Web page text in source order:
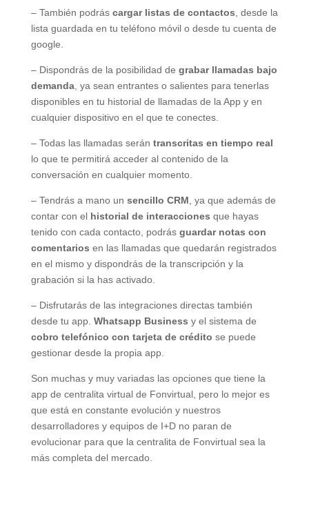
– También podrás cargar listas de contactos , desde la
lista guardada en tu teléfono móvil o desde tu cuenta de
google.
– Dispondrás de la posibilidad de grabar llamadas bajo
demanda, ya sean entrantes o salientes para tenerlas
disponibles en tu historial de llamadas de la App y en
cualquier dispositivo en el que te conectes.
– Todas las llamadas serán transcritas en tiempo real
lo que te permitirá acceder al contenido de la
conversación en cualquier momento.
– Tendrás a mano un sencillo CRM , ya que además de
contar con elhistorial de interacciones que hayas
tenido con cada contacto, podrásguardar notas con
comentarios en las llamadas que quedarán registrados
en el mismo y dispondrás de la transcripción y la
grabación si la has activado.
– Disfrutarás de las integraciones directas también
desde tu app. Whatsapp Business y el sistema de
cobro telefónico con tarjeta de crédito se puede
gestionar desde la propia app.
Son muchas y muy variadas las opciones que tiene la
app de centralita virtual de Fonvirtual, pero lo mejor es
que está en constante evolución y nuestros
desarrolladores y equipos de I+D no paran de
evolucionar para que la centralita de Fonvirtual sea la
más completa del mercado.